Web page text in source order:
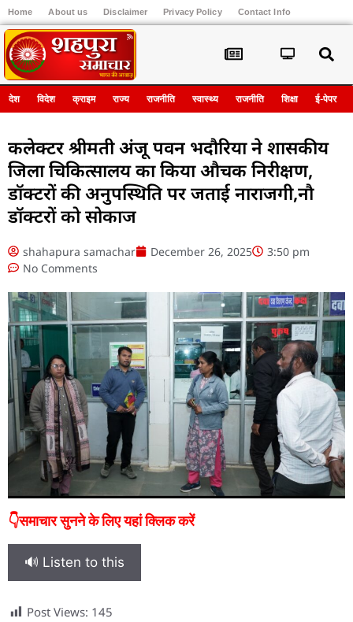
Home About us Disclaimer Privacy Policy Contact Info
देश विदेश क्राइम राज्य राजनीति स्वास्थ्य राजनीति शिक्षा ई-पेपर
कलेक्टर श्रीमती अंजू पवन भदौरिया ने शासकीय
जिला चिकित्सालय का किया औचक निरीक्षण,
डॉक्टरों की अनुपस्थिति पर जताई नाराजगी,नौ
डॉक्टरों को सोकाज
shahapura samachar December 26, 2025
3:50 pm
No Comments
👇समाचार सुनने के लिए यहां क्लिक करें
🔊 Listen to this
Post Views: 145